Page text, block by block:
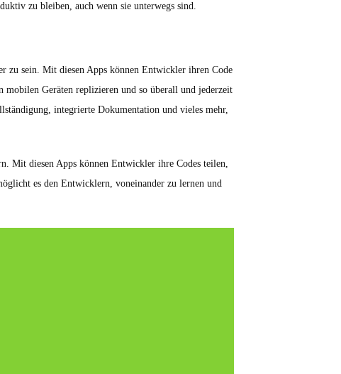
zu bleiben, auch wenn sie unterwegs sind.
zu sein. Mit diesen Apps können Entwickler ihren Code
Geräten replizieren und so überall und jederzeit
integrierte Dokumentation und vieles mehr,
Mit diesen Apps können Entwickler ihre Codes teilen,
es den Entwicklern, voneinander zu lernen und